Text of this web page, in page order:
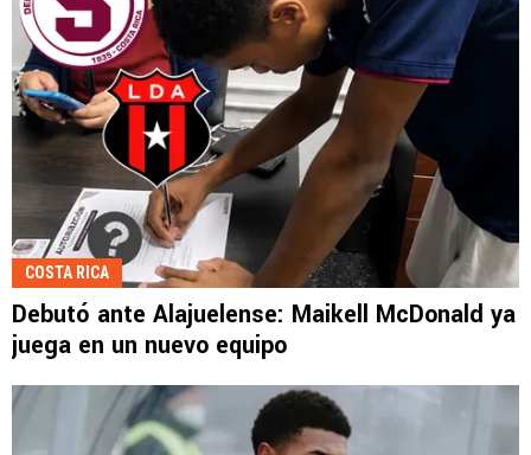
COSTA RICA
Debutó ante Alajuelense: Maikell McDonald ya
juega en un nuevo equipo